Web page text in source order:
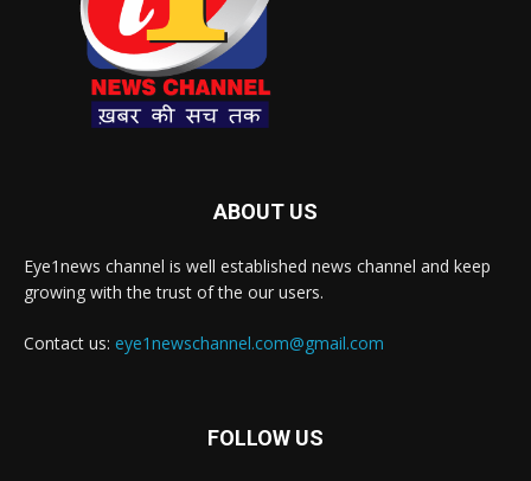
ABOUT US
Eye1news channel is well established news channel and keep
growing with the trust of the our users.
Contact us: eye1newschannel.com@gmail.com
FOLLOW US